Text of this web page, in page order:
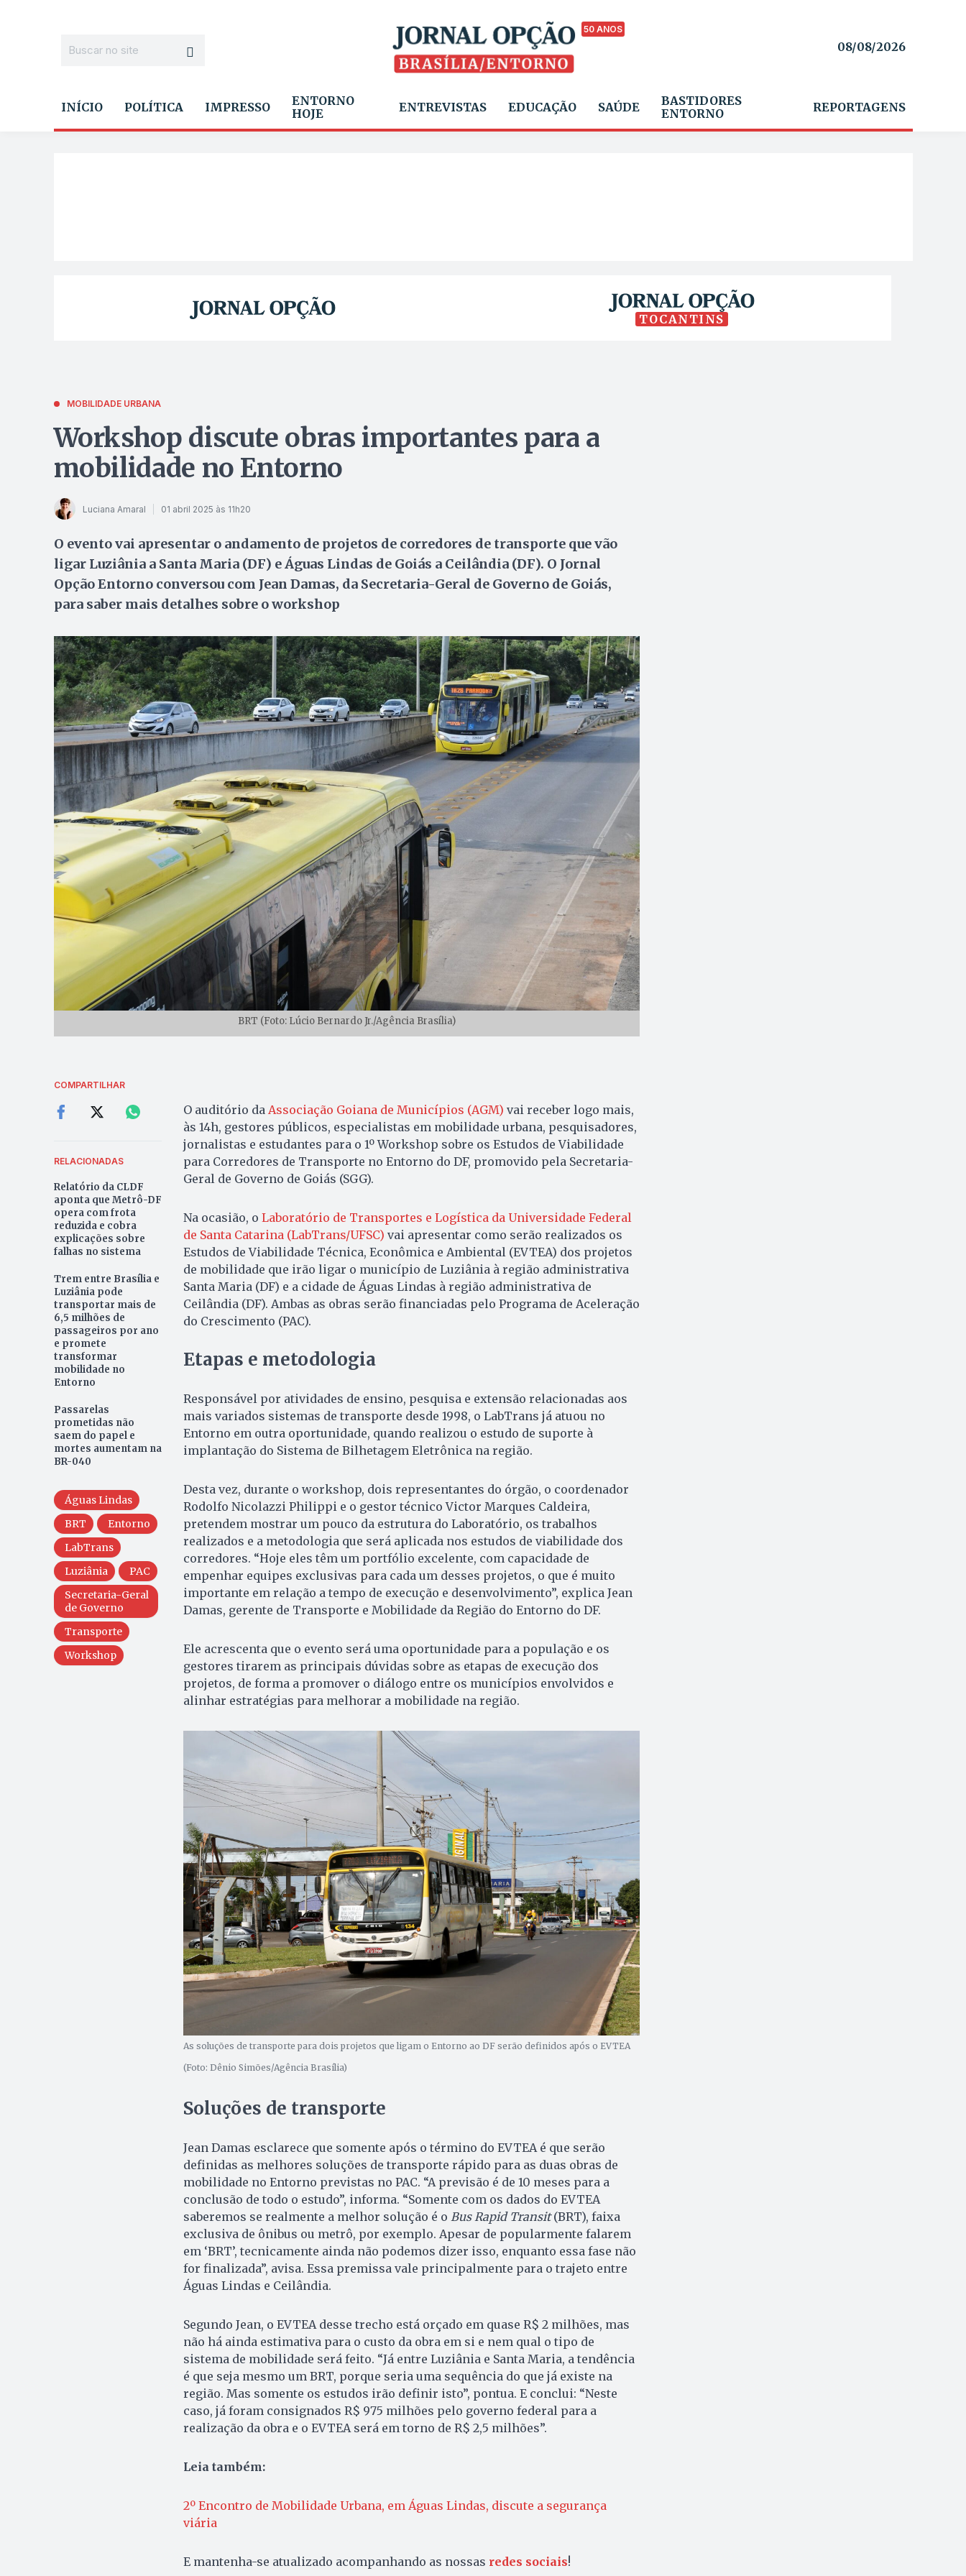
50 ANOS
08/08/2026
INÍCIO POLÍTICA IMPRESSO
ENTORNO
HOJE
ENTREVISTAS EDUCAÇÃO SAÚDE
BASTIDORES
ENTORNO
REPORTAGENS
TOCANTINS
MOBILIDADE URBANA
Workshop discute obras importantes para a
mobilidade no Entorno
Luciana Amaral 01 abril 2025 às 11h20
O evento vai apresentar o andamento de projetos de corredores de transporte que vão
ligar Luziânia a Santa Maria (DF) e Águas Lindas de Goiás a Ceilândia (DF). O Jornal
Opção Entorno conversou com Jean Damas, da Secretaria-Geral de Governo de Goiás,
para saber mais detalhes sobre o workshop
BRT (Foto: Lúcio Bernardo Jr./Agência Brasília)
COMPARTILHAR
RELACIONADAS
Relatório da CLDF
aponta que Metrô-DF
opera com frota
reduzida e cobra
explicações sobre
falhas no sistema
Trem entre Brasília e
Luziânia pode
transportar mais de
6,5 milhões de
passageiros por ano
e promete
transformar
mobilidade no
Entorno
Passarelas
prometidas não
saem do papel e
mortes aumentam na
BR-040
Águas Lindas
BRT
Entorno
LabTrans
Luziânia
PAC
Secretaria-Geral
de Governo
Transporte
Workshop
O auditório da Associação Goiana de Municípios (AGM) vai receber logo mais,
às 14h, gestores públicos, especialistas em mobilidade urbana, pesquisadores,
jornalistas e estudantes para o 1º Workshop sobre os Estudos de Viabilidade
para Corredores de Transporte no Entorno do DF, promovido pela Secretaria-
Geral de Governo de Goiás (SGG).
Na ocasião, o Laboratório de Transportes e Logística da Universidade Federal
de Santa Catarina (LabTrans/UFSC) vai apresentar como serão realizados os
Estudos de Viabilidade Técnica, Econômica e Ambiental (EVTEA) dos projetos
de mobilidade que irão ligar o município de Luziânia à região administrativa
Santa Maria (DF) e a cidade de Águas Lindas à região administrativa de
Ceilândia (DF). Ambas as obras serão financiadas pelo Programa de Aceleração
do Crescimento (PAC).
Etapas e metodologia
Responsável por atividades de ensino, pesquisa e extensão relacionadas aos
mais variados sistemas de transporte desde 1998, o LabTrans já atuou no
Entorno em outra oportunidade, quando realizou o estudo de suporte à
implantação do Sistema de Bilhetagem Eletrônica na região.
Desta vez, durante o workshop, dois representantes do órgão, o coordenador
Rodolfo Nicolazzi Philippi e o gestor técnico Victor Marques Caldeira,
pretendem mostrar um pouco da estrutura do Laboratório, os trabalhos
realizados e a metodologia que será aplicada nos estudos de viabilidade dos
corredores. “Hoje eles têm um portfólio excelente, com capacidade de
empenhar equipes exclusivas para cada um desses projetos, o que é muito
importante em relação a tempo de execução e desenvolvimento”, explica Jean
Damas, gerente de Transporte e Mobilidade da Região do Entorno do DF.
Ele acrescenta que o evento será uma oportunidade para a população e os
gestores tirarem as principais dúvidas sobre as etapas de execução dos
projetos, de forma a promover o diálogo entre os municípios envolvidos e
alinhar estratégias para melhorar a mobilidade na região.
As soluções de transporte para dois projetos que ligam o Entorno ao DF serão definidos após o EVTEA
(Foto: Dênio Simões/Agência Brasília)
Soluções de transporte
Jean Damas esclarece que somente após o término do EVTEA é que serão
definidas as melhores soluções de transporte rápido para as duas obras de
mobilidade no Entorno previstas no PAC. “A previsão é de 10 meses para a
conclusão de todo o estudo”, informa. “Somente com os dados do EVTEA
saberemos se realmente a melhor solução é o Bus Rapid Transit(BRT), faixa
exclusiva de ônibus ou metrô, por exemplo. Apesar de popularmente falarem
em ‘BRT’, tecnicamente ainda não podemos dizer isso, enquanto essa fase não
for finalizada”, avisa. Essa premissa vale principalmente para o trajeto entre
Águas Lindas e Ceilândia.
Segundo Jean, o EVTEA desse trecho está orçado em quase R$ 2 milhões, mas
não há ainda estimativa para o custo da obra em si e nem qual o tipo de
sistema de mobilidade será feito. “Já entre Luziânia e Santa Maria, a tendência
é que seja mesmo um BRT, porque seria uma sequência do que já existe na
região. Mas somente os estudos irão definir isto”, pontua. E conclui: “Neste
caso, já foram consignados R$ 975 milhões pelo governo federal para a
realização da obra e o EVTEA será em torno de R$ 2,5 milhões”.
Leia também:
2º Encontro de Mobilidade Urbana, em Águas Lindas, discute a segurança
viária
E mantenha-se atualizado acompanhando as nossas redes sociais!